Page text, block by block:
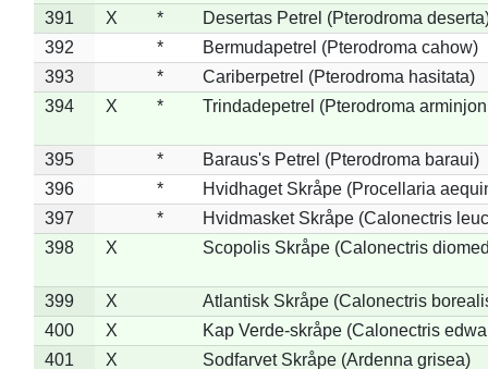
391
X *
Desertas Petrel (Pterodroma
392
*
Bermudapetrel (Pterodroma cahow)
393
*
Cariberpetrel (Pterodroma hasitata)
394
X * Trindadepetrel (Pterodroma
395 *
Baraus's Petrel (Pterodroma baraui)
396
*
Hvidhaget Skråpe (Procellaria
397
*
Hvidmasket Skråpe (Calonectris
398
X Scopolis Skråpe (Calonectris
399 X
Atlantisk Skråpe (Calonectris
400
X
Kap Verde-skråpe (Calonectris
401
X Sodfarvet Skråpe (Ardenna grisea)